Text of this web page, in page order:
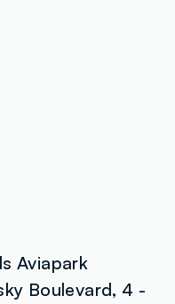
Aviapark
Boulevard, 4 -